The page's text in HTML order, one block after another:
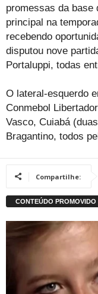
promessas da base
principal na
recebendo
disputou nove
Portaluppi, todas
O lateral-esquerdo
Conmebol
Vasco, Cuiabá
Bragantino, todos
Compartilhe: